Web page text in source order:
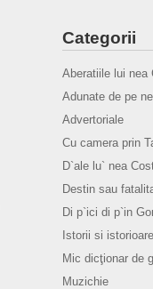
Categorii
Aberatiile lui nea
Adunate de pe
Advertoriale
Cu camera prin
D`ale lu` nea
Destin sau
Di p`ici di p`in
Istorii si istorioare
Mic dicţionar de
Muzichie